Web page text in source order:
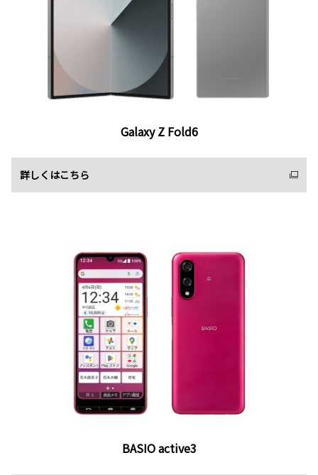
Galaxy Z Fold6
詳しくはこちら
BASIO active3